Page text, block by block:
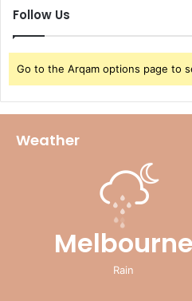
Follow Us
Go to the Arqam options page to
Weather
Melbourne
Rain